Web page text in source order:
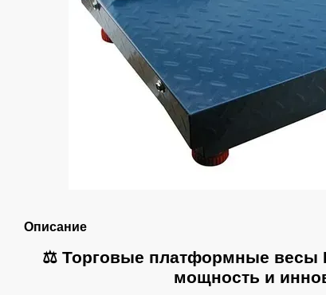
Описание
⚖️ Торговые платформные весы
мощность и